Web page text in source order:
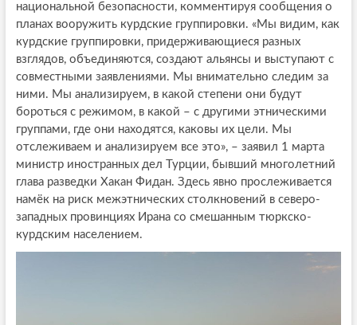
национальной безопасности, комментируя сообщения о
планах вооружить курдские группировки. «Мы видим, как
курдские группировки, придерживающиеся разных
взглядов, объединяются, создают альянсы и выступают с
совместными заявлениями. Мы внимательно следим за
ними. Мы анализируем, в какой степени они будут
бороться с режимом, в какой – с другими этническими
группами, где они находятся, каковы их цели. Мы
отслеживаем и анализируем все это», – заявил 1 марта
министр иностранных дел Турции, бывший многолетний
глава разведки Хакан Фидан. Здесь явно прослеживается
намёк на риск межэтнических столкновений в северо-
западных провинциях Ирана со смешанным тюркско-
курдским населением.